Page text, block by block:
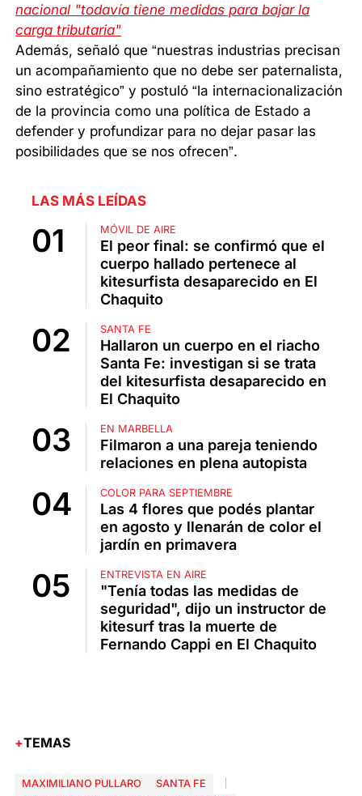
nacional "todavía tiene medidas para bajar la
carga tributaria"
Además, señaló que “nuestras industrias precisan
un acompañamiento que no debe ser paternalista,
sino estratégico” y postuló “la internacionalización
de la provincia como una política de Estado a
defender y profundizar para no dejar pasar las
posibilidades que se nos ofrecen”.
LAS MÁS LEÍDAS
MÓVIL DE AIRE
El peor final: se confirmó que el
cuerpo hallado pertenece al
kitesurfista desaparecido en El
Chaquito
SANTA FE
Hallaron un cuerpo en el riacho
Santa Fe: investigan si se trata
del kitesurfista desaparecido en
El Chaquito
EN MARBELLA
Filmaron a una pareja teniendo
relaciones en plena autopista
COLOR PARA SEPTIEMBRE
Las 4 flores que podés plantar
en agosto y llenarán de color el
jardín en primavera
ENTREVISTA EN AIRE
"Tenía todas las medidas de
seguridad", dijo un instructor de
kitesurf tras la muerte de
Fernando Cappi en El Chaquito
TEMAS
MAXIMILIANO PULLARO
SANTA FE